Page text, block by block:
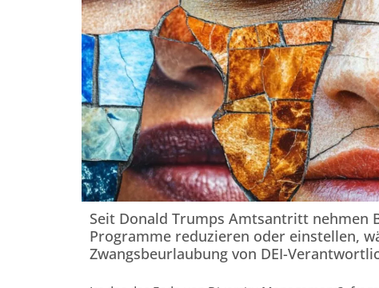
Seit Donald Trumps Amtsantritt nehmen
Programme reduzieren oder einstellen,
Zwangsbeurlaubung von DEI-